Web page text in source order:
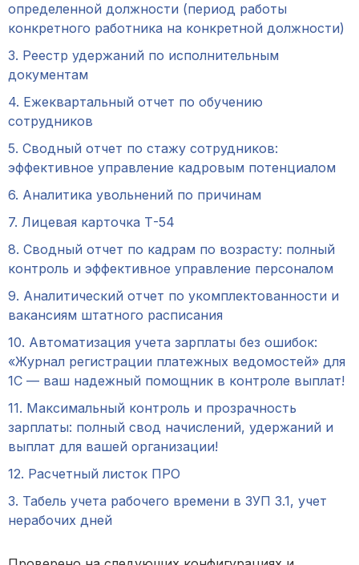
определенной должности (период работы
конкретного работника на конкретной должности)
3. Реестр удержаний по исполнительным
документам
4. Ежеквартальный отчет по обучению
сотрудников
5. Сводный отчет по стажу сотрудников:
эффективное управление кадровым потенциалом
6. Аналитика увольнений по причинам
7. Лицевая карточка Т-54
8. Сводный отчет по кадрам по возрасту: полный
контроль и эффективное управление персоналом
9. Аналитический отчет по укомплектованности и
вакансиям штатного расписания
10. Автоматизация учета зарплаты без ошибок:
«Журнал регистрации платежных ведомостей» для
1С — ваш надежный помощник в контроле выплат!
11. Максимальный контроль и прозрачность
зарплаты: полный свод начислений, удержаний и
выплат для вашей организации!
12. Расчетный листок ПРО
3. Табель учета рабочего времени в ЗУП 3.1, учет
нерабочих дней